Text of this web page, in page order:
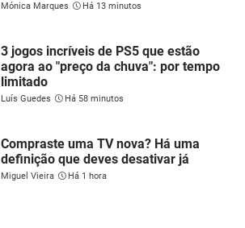
Mónica Marques Há 13 minutos
3 jogos incríveis de PS5 que estão
agora ao "preço da chuva": por tempo
limitado
Luís Guedes Há 58 minutos
Compraste uma TV nova? Há uma
definição que deves desativar já
Miguel Vieira Há 1 hora